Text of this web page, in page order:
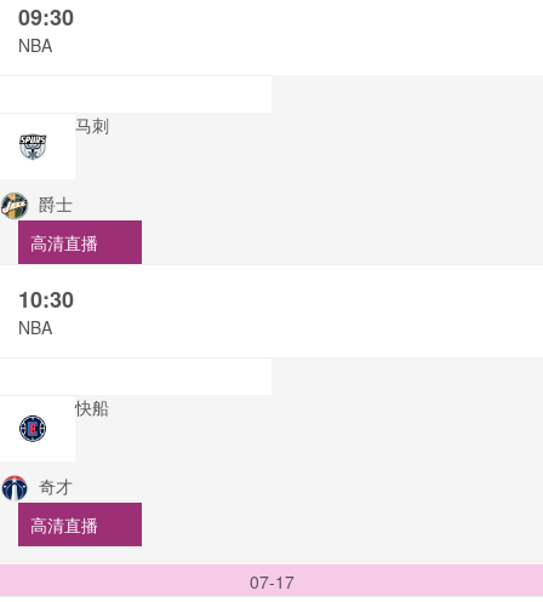
09:30
NBA
马刺
爵士
高清直播
10:30
NBA
快船
奇才
高清直播
07-17